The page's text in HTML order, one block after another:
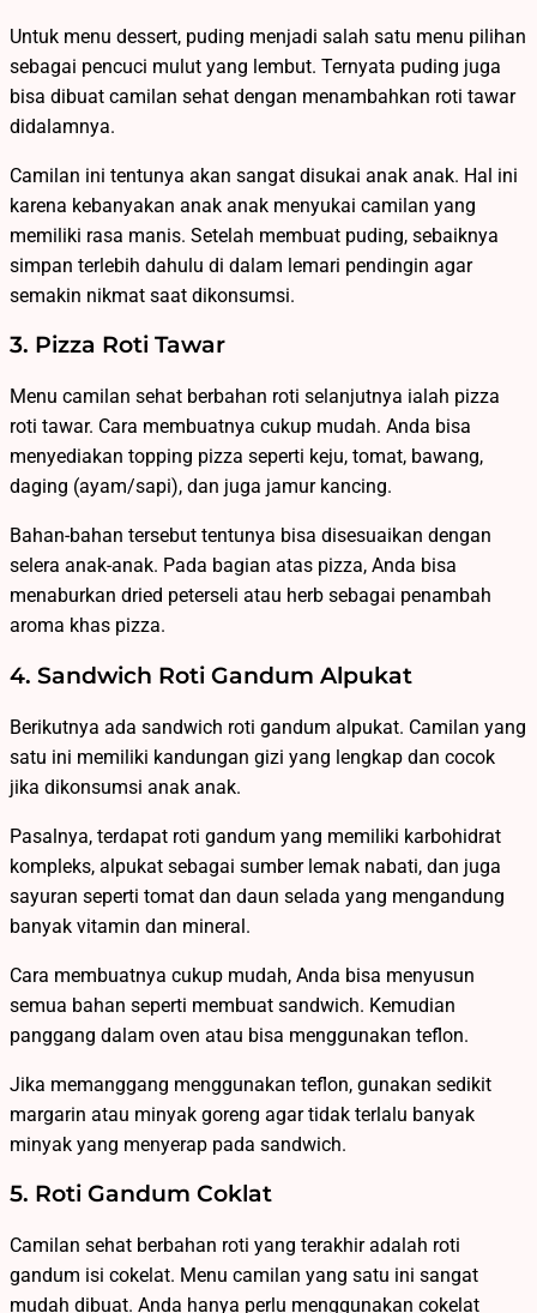
Untuk menu dessert, puding menjadi salah satu menu pilihan
sebagai pencuci mulut yang lembut. Ternyata puding juga
bisa dibuat camilan sehat dengan menambahkan roti tawar
didalamnya.
Camilan ini tentunya akan sangat disukai anak anak. Hal ini
karena kebanyakan anak anak menyukai camilan yang
memiliki rasa manis. Setelah membuat puding, sebaiknya
simpan terlebih dahulu di dalam lemari pendingin agar
semakin nikmat saat dikonsumsi.
3. Pizza Roti Tawar
Menu camilan sehat berbahan roti selanjutnya ialah pizza
roti tawar. Cara membuatnya cukup mudah. Anda bisa
menyediakan topping pizza seperti keju, tomat, bawang,
daging (ayam/sapi), dan juga jamur kancing.
Bahan-bahan tersebut tentunya bisa disesuaikan dengan
selera anak-anak. Pada bagian atas pizza, Anda bisa
menaburkan dried peterseli atau herb sebagai penambah
aroma khas pizza.
4. Sandwich Roti Gandum Alpukat
Berikutnya ada sandwich roti gandum alpukat. Camilan yang
satu ini memiliki kandungan gizi yang lengkap dan cocok
jika dikonsumsi anak anak.
Pasalnya, terdapat roti gandum yang memiliki karbohidrat
kompleks, alpukat sebagai sumber lemak nabati, dan juga
sayuran seperti tomat dan daun selada yang mengandung
banyak vitamin dan mineral.
Cara membuatnya cukup mudah, Anda bisa menyusun
semua bahan seperti membuat sandwich. Kemudian
panggang dalam oven atau bisa menggunakan teflon.
Jika memanggang menggunakan teflon, gunakan sedikit
margarin atau minyak goreng agar tidak terlalu banyak
minyak yang menyerap pada sandwich.
5. Roti Gandum Coklat
Camilan sehat berbahan roti yang terakhir adalah roti
gandum isi cokelat. Menu camilan yang satu ini sangat
mudah dibuat. Anda hanya perlu menggunakan cokelat